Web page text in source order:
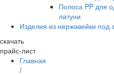
Полоса PP для
латуни
Изделия из нержавейки под
скачать
прайс-лист
Главная
/